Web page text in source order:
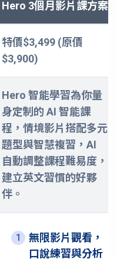
Hero 3個月影片課方案
特價$3,499 (原價
$3,900)
Hero 智能學習為你量
身定制的 AI 智能課
程，情境影片搭配多元
題型與智慧複習，AI
自動調整課程難易度，
建立英文習慣的好夥
伴。
1
無限影片觀看，
口說練習與分析